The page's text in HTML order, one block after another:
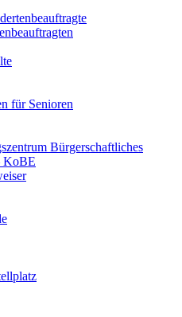
für Senioren
Bürgerschaftliches
KoBE